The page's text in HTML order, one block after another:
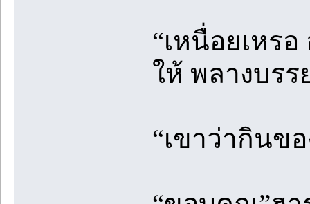
“เหนื่อยเหร
ให้ พลางบร
“เขาว่ากินข